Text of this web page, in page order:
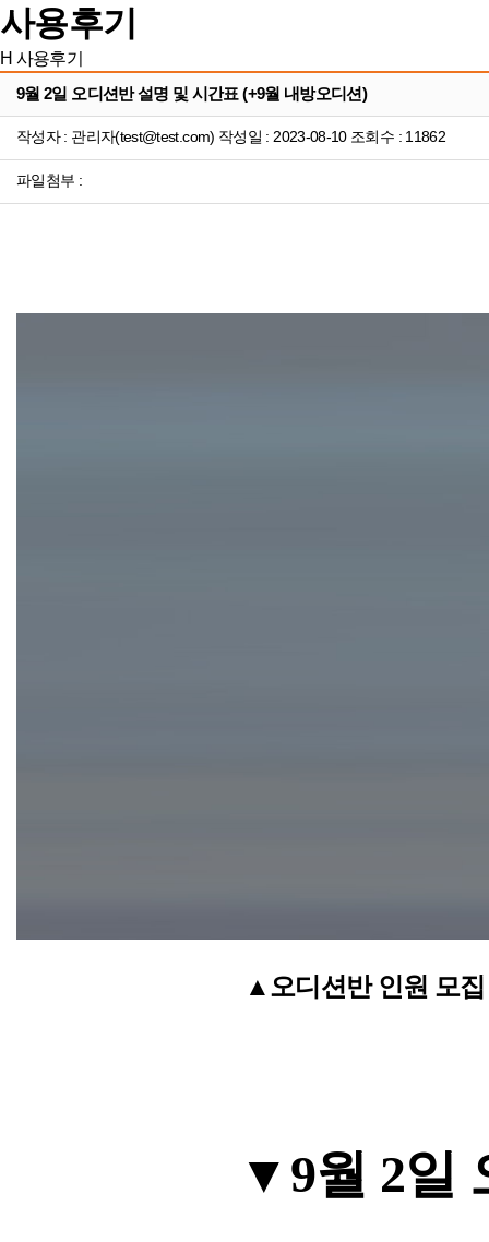
사용후기
H 사용후기
9월 2일 오디션반 설명 및 시간표 (+9월 내방오디션)
작성자 : 관리자(test@test.com) 작성일 : 2023-08-10 조회수 : 11862
파일첨부 :
▲오디션반 인원 모집
▼ 9월 2일